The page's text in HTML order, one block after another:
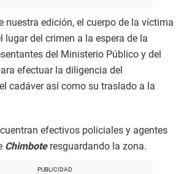
nuestra edición, el cuerpo de la víctima
lugar del crimen a la espera de la
del Ministerio Público y del
efectuar la diligencia del
cadáver así como su traslado a la
efectivos policiales y agentes
Chimbote resguardando la zona.